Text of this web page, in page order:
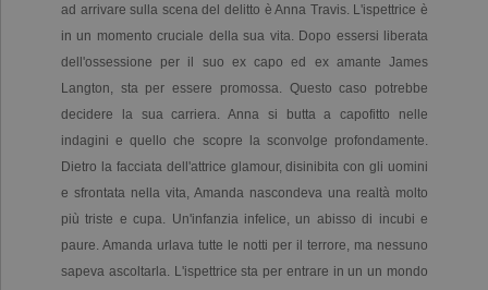
ad arrivare sulla scena del delitto è Anna Travis. L'ispettrice è
in un momento cruciale della sua vita. Dopo essersi liberata
dell'ossessione per il suo ex capo ed ex amante James
Langton, sta per essere promossa. Questo caso potrebbe
decidere la sua carriera. Anna si butta a capofitto nelle
indagini e quello che scopre la sconvolge profondamente.
Dietro la facciata dell'attrice glamour, disinibita con gli uomini
e sfrontata nella vita, Amanda nascondeva una realtà molto
più triste e cupa. Un'infanzia infelice, un abisso di incubi e
paure. Amanda urlava tutte le notti per il terrore, ma nessuno
sapeva ascoltarla. L'ispettrice sta per entrare in un un mondo